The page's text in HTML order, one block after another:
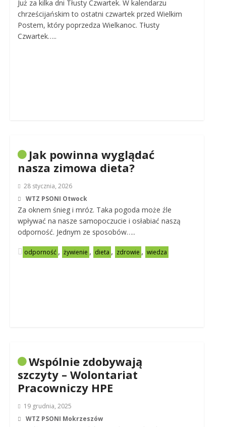
Już za kilka dni Tłusty Czwartek. W kalendarzu
chrześcijańskim to ostatni czwartek przed Wielkim
Postem, który poprzedza Wielkanoc. Tłusty
Czwartek…..
Jak powinna wyglądać
nasza zimowa dieta?
28 stycznia, 2026
WTZ PSONI Otwock
Za oknem śnieg i mróz. Taka pogoda może źle
wpływać na nasze samopoczucie i osłabiać naszą
odporność. Jednym ze sposobów…..
odporność , żywienie , dieta , zdrowie , wiedza
Wspólnie zdobywają
szczyty – Wolontariat
Pracowniczy HPE
19 grudnia, 2025
WTZ PSONI Mokrzeszów